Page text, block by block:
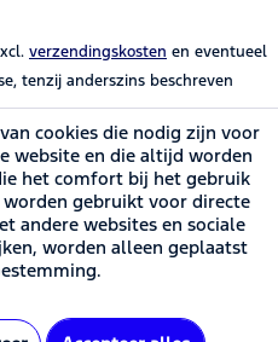
verzendingskosten en eventueel
tenzij anderszins beschreven
cookies die nodig zijn voor
website en die altijd worden
het comfort bij het gebruik
gebruikt voor directe
andere websites en sociale
worden alleen geplaatst